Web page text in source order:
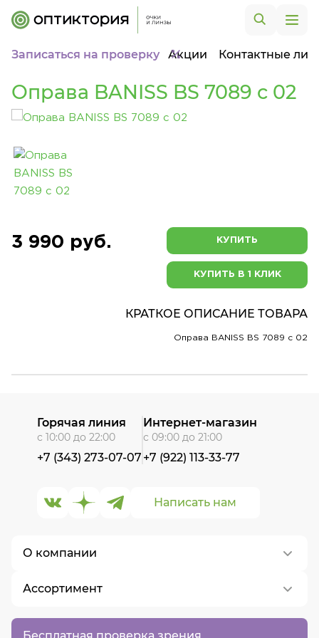
Записаться на проверку Акции Контактные
Оправа BANISS BS 7089 c 02
3 990 руб. КУПИТЬ
КУПИТЬ В 1 КЛИК
КРАТКОЕ ОПИСАНИЕ ТОВАРА
Оправа BANISS BS 7089 c 02
Бесплатная проверка зрения
О компании
О нас
Контакты
Ассортимент
Написать нам
Горячая линия
с 10:00 до 22:00
+7 (343) 273-07-07
Интернет-магазин
с 09:00 до 21:00
+7 (922) 113-33-77